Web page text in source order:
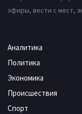
эфиры, вести с мест,
Аналитика
Политика
Экономика
Происшествия
Спорт